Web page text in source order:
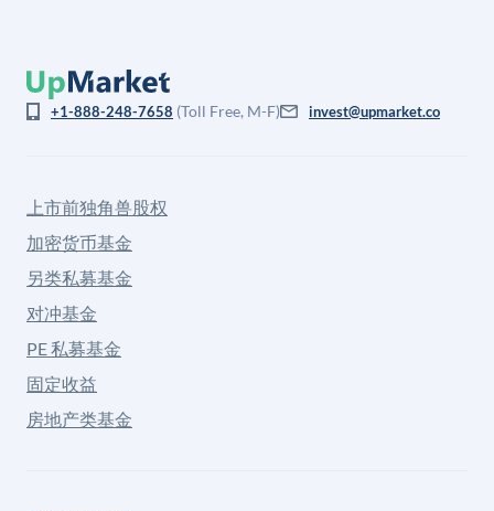
+1-888-248-7658 (Toll Free, M-F) invest@upmarket.co
上市前独角兽股权
加密货币基金
另类私募基金
对冲基金
PE 私募基金
固定收益
房地产类基金